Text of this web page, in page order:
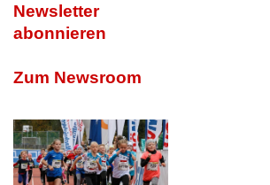
Newsletter
abonnieren
Zum Newsroom